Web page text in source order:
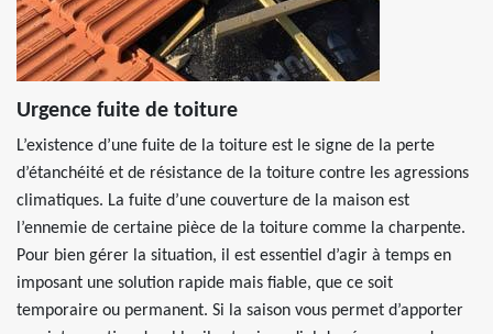
Urgence fuite de toiture
L’existence d’une fuite de la toiture est le signe de la perte
d’étanchéité et de résistance de la toiture contre les agressions
climatiques. La fuite d’une couverture de la maison est
l’ennemie de certaine pièce de la toiture comme la charpente.
Pour bien gérer la situation, il est essentiel d’agir à temps en
imposant une solution rapide mais fiable, que ce soit
temporaire ou permanent. Si la saison vous permet d’apporter